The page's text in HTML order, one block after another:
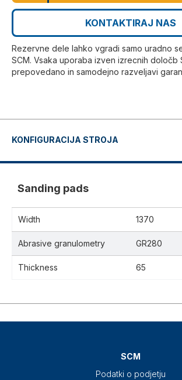
KONTAKTIRAJ NAS
Rezervne dele lahko vgradi samo uradno
SCM. Vsaka uporaba izven izrecnih določb
prepovedano in samodejno razveljavi
KONFIGURACIJA STROJA
Sanding pads
Width 1370
Abrasive granulometry GR280
Thickness 65
SCM
Podatki o podjetju